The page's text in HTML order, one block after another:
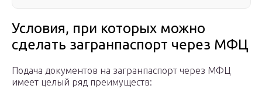
Условия, при которых можно
сделать загранпаспорт через МФЦ
Подача документов на загранпаспорт через МФЦ
имеет целый ряд преимуществ: